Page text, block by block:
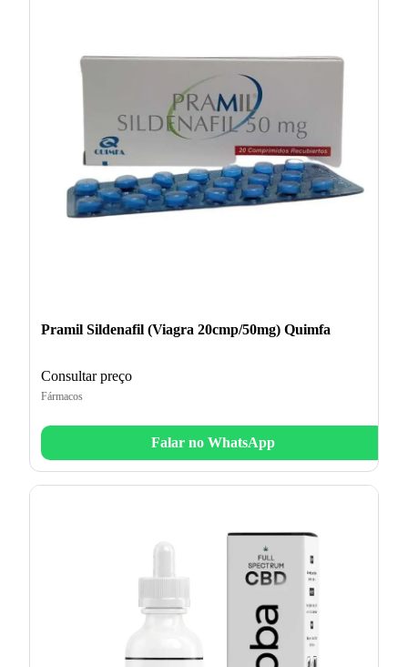
Pramil Sildenafil (Viagra 20cmp/50mg) Quimfa
Consultar preço
Fármacos
Falar no WhatsApp